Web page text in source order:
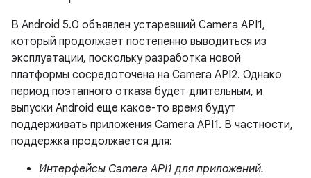
В Android 5.0 объявлен устаревший Camera API1,
который продолжает постепенно выводиться из
эксплуатации, поскольку разработка новой
платформы сосредоточена на Camera API2. Однако
период поэтапного отказа будет длительным, и
выпуски Android еще какое-то время будут
поддерживать приложения Camera API1. В частности,
поддержка продолжается для:
Интерфейсы Camera API1 для приложений.